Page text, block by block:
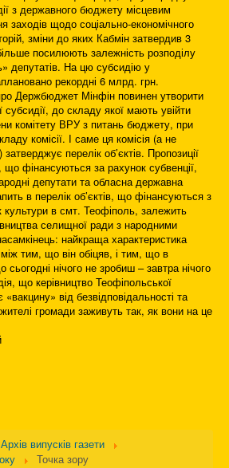
з державного бюджету місцевим
заходів щодо соціально-економічного
зміни до яких Кабмін затвердив 3
посилюють залежність розподілу
депутатів. На цю субсидію у
рекордні 6 млрд. грн.
Держбюджет Мінфін повинен утворити
субсидії, до складу якої мають увійти
комітету ВРУ з питань бюджету, при
комісії. І саме ця комісія (а не
перелік об’єктів. Пропозиції
що фінансуються за рахунок субвенції,
депутати та обласна державна
в перелік об’єктів, що фінансуються з
в смт. Теофіполь, залежить
селищної ради з народними
найкраща характеристика
тим, що він обіцяв, і тим, що в
сьогодні нічого не зробиш – завтра нічого
що керівництво Теофіпольської
від безвідповідальності та
громади заживуть так, як вони на це
Архів випусків газети
Точка зору